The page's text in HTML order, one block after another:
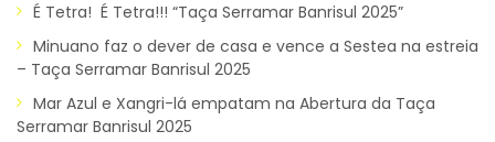
É Tetra! É Tetra!!! “Taça Serramar Banrisul 2025”
Minuano faz o dever de casa e vence a Sestea na estreia
– Taça Serramar Banrisul 2025
Mar Azul e Xangri-lá empatam na Abertura da Taça
Serramar Banrisul 2025